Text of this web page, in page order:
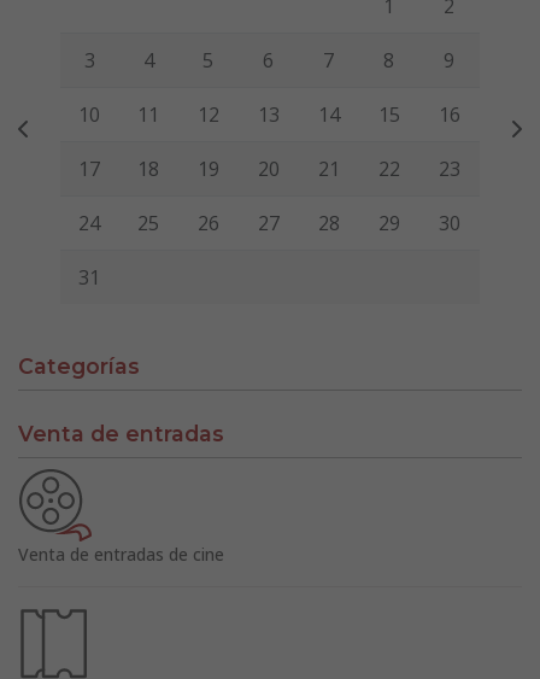
1 2
3 4 5 6 7 8 9
10 11 12 13 14 15 16
17 18 19 20 21 22 23
24 25 26 27 28 29 30
31
Categorías
Venta de entradas
Venta de entradas de cine